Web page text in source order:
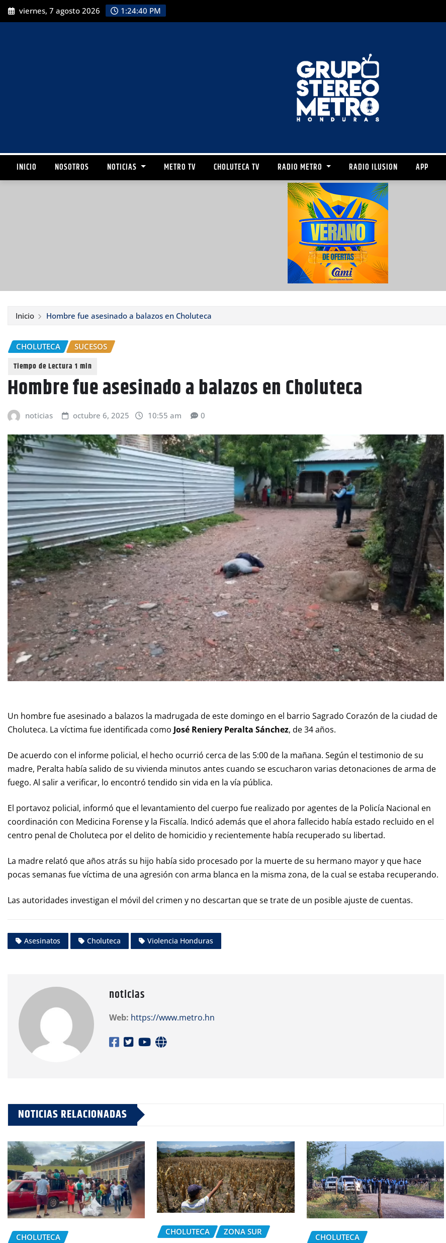
viernes, 7 agosto 2026 1:24:41 PM
INICIO NOSOTROS NOTICIAS METRO TV CHOLUTECA TV RADIO METRO RADIO ILUSION APP
Inicio Hombre fue asesinado a balazos en Choluteca
CHOLUTECA SUCESOS
Hombre fue asesinado a balazos en Choluteca
noticias octubre 6, 2025 10:55 am 0
Un hombre fue asesinado a balazos la madrugada de este domingo en el barrio Sagrado Corazón de la ciudad de
Choluteca. La víctima fue identificada como José Reniery Peralta Sánchez, de 34 años.
De acuerdo con el informe policial, el hecho ocurrió cerca de las 5:00 de la mañana. Según el testimonio de su
madre, Peralta había salido de su vivienda minutos antes cuando se escucharon varias detonaciones de arma de
fuego. Al salir a verificar, lo encontró tendido sin vida en la vía pública.
El portavoz policial, informó que el levantamiento del cuerpo fue realizado por agentes de la Policía Nacional en
coordinación con Medicina Forense y la Fiscalía. Indicó además que el ahora fallecido había estado recluido en el
centro penal de Choluteca por el delito de homicidio y recientemente había recuperado su libertad.
La madre relató que años atrás su hijo había sido procesado por la muerte de su hermano mayor y que hace
pocas semanas fue víctima de una agresión con arma blanca en la misma zona, de la cual se estaba recuperando.
Las autoridades investigan el móvil del crimen y no descartan que se trate de un posible ajuste de cuentas.
Asesinatos Choluteca Violencia Honduras
noticias
Web: https://www.metro.hn
NOTICIAS RELACIONADAS
CHOLUTECA
CHOLUTECA ZONA SUR
CHOLUTECA